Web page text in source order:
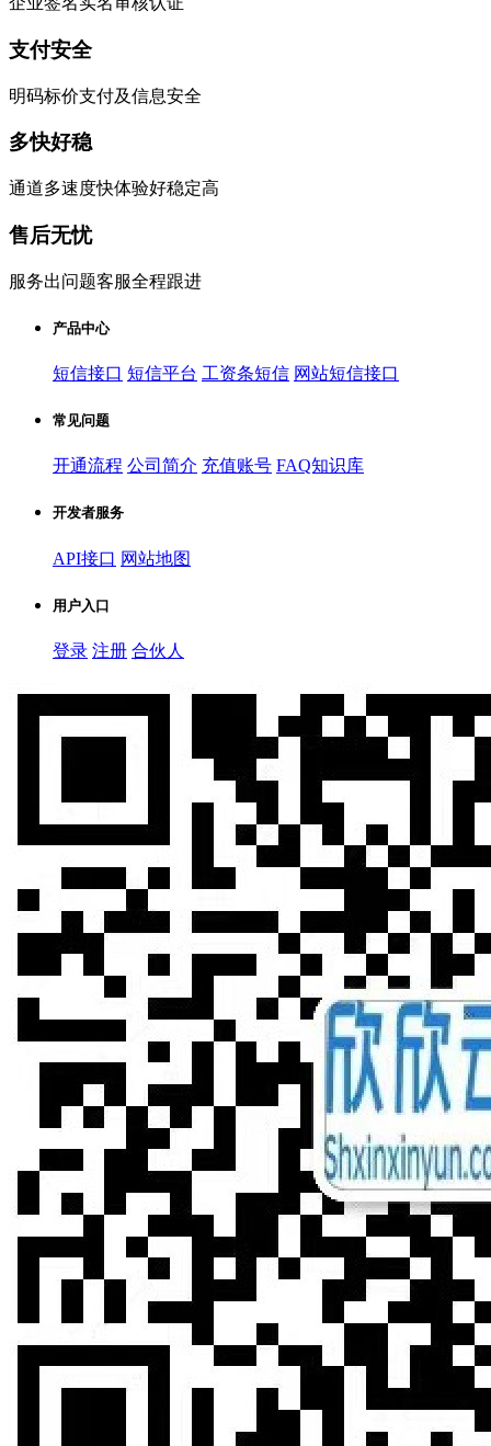
支付安全
明码标价支付及信息安全
多快好稳
通道多速度快体验好稳定高
售后无忧
服务出问题客服全程跟进
产品中心
短信接口 短信平台 工资条短信 网站短信接口
常见问题
开通流程 公司简介 充值账号 FAQ知识库
开发者服务
API接口 网站地图
用户入口
登录 注册 合伙人